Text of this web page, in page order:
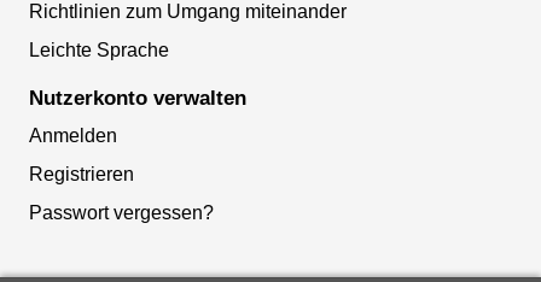
Richtlinien zum Umgang miteinander
Leichte Sprache
Nutzerkonto verwalten
Anmelden
Registrieren
Passwort vergessen?